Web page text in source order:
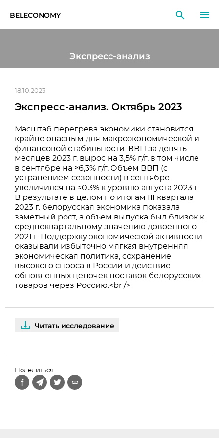
BELECONOMY
ИССЛЕДОВАНИЯ
ОБРАЗОВАНИЕ
СОБЫТИЯ
Экспресс-анализ
18.10.2023
Экспресс-анализ. Октябрь 2023
Масштаб перегрева экономики становится
крайне опасным для макроэкономической и
финансовой стабильности. ВВП за девять
месяцев 2023 г. вырос на 3,5% г/г, в том числе
в сентябре на ≈6,3% г/г. Объем ВВП (с
устранением сезонности) в сентябре
увеличился на ≈0,3% к уровню августа 2023 г.
В результате в целом по итогам III квартала
2023 г. белорусская экономика показала
заметный рост, а объем выпуска был близок к
среднеквартальному значению довоенного
2021 г. Поддержку экономической активности
оказывали избыточно мягкая внутренняя
экономическая политика, сохранение
высокого спроса в России и действие
обновленных цепочек поставок белорусских
товаров через Россию.<br />
Читать исследование
Поделиться